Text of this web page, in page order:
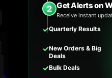
2 Get Alerts on
Receive instant
✓Quarterly Results
✓New Orders & Big
Deals
✓Bulk Deals